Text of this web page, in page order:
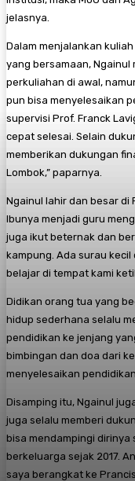
jelasnya.
Dalam menjalankan
yang bersamaan,
perkuliahan di awal,
pun bisa menyelesaikan
supervisi Prof. Franck
cepat selesai. Selain
memberikan dukungan
Lombok,” paparnya.
Ngainul lahir dan besar di
Ibunya menjadi guru
juga ikut beternak dan
kampung. Ada surau
belajar di tempat kami
Didikan orang tua yang
hidup sederhana selalu
pendidikan ke jenjang
bimbingan dan doa dari
menyelesaikan
Disamping itu, Ngainul
juga selalu memberi
bisa mendampingi dirinya
berkeluarga sejak 2017.
saya berangkat ke